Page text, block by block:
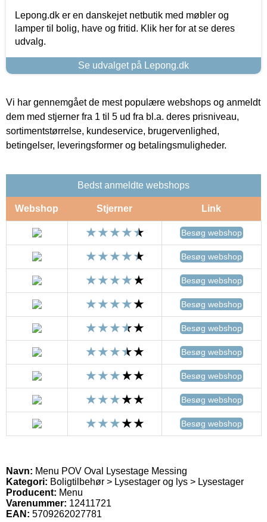
Lepong.dk er en danskejet netbutik med møbler og
lamper til bolig, have og fritid. Klik her for at se deres
udvalg.
Se udvalget på Lepong.dk
Vi har gennemgået de mest populære webshops og anmeldt
dem med stjerner fra 1 til 5 ud fra bl.a. deres prisniveau,
sortimentstørrelse, kundeservice, brugervenlighed,
betingelser, leveringsformer og betalingsmuligheder.
Bedst anmeldte webshops
Webshop Stjerner Link
Besøg webshop
Besøg webshop
Besøg webshop
Besøg webshop
Besøg webshop
Besøg webshop
Besøg webshop
Besøg webshop
Besøg webshop
Navn: Menu POV Oval Lysestage Messing
Kategori: Boligtilbehør > Lysestager og lys > Lysestager
Producent: Menu
Varenummer: 12411721
EAN: 5709262027781